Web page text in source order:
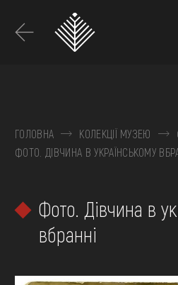
основного
КОЛЕКЦІЇ
ВИСТАВКИ ТА ПОДІЇ
ВІДВІДАТИ
НАВЧИТИСЯ
ПОСЛУГИ
ГОЛОВНА КОЛЕКЦІЇ МУЗЕЮ
ФОТО. ДІВЧИНА В УКРАЇНСЬКОМУ
Фото. Дівчина в
вбранні